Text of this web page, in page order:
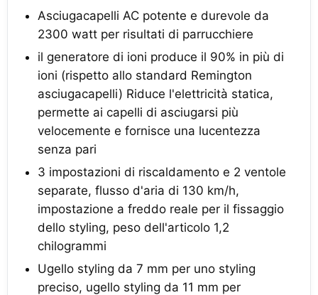
Asciugacapelli AC potente e durevole da
2300 watt per risultati di parrucchiere
il generatore di ioni produce il 90% in più di
ioni (rispetto allo standard Remington
asciugacapelli) Riduce l'elettricità statica,
permette ai capelli di asciugarsi più
velocemente e fornisce una lucentezza
senza pari
3 impostazioni di riscaldamento e 2 ventole
separate, flusso d'aria di 130 km/h,
impostazione a freddo reale per il fissaggio
dello styling, peso dell'articolo 1,2
chilogrammi
Ugello styling da 7 mm per uno styling
preciso, ugello styling da 11 mm per